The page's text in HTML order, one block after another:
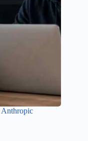
Anthropic